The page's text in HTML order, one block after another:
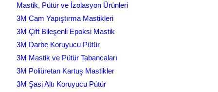
Mastik, Pütür ve İzolasyon Ürünleri
3M Cam Yapıştırma Mastikleri
3M Çift Bileşenli Epoksi Mastik
3M Darbe Koruyucu Pütür
3M Mastik ve Pütür Tabancaları
3M Poliüretan Kartuş Mastikler
3M Şasi Altı Koruyucu Pütür